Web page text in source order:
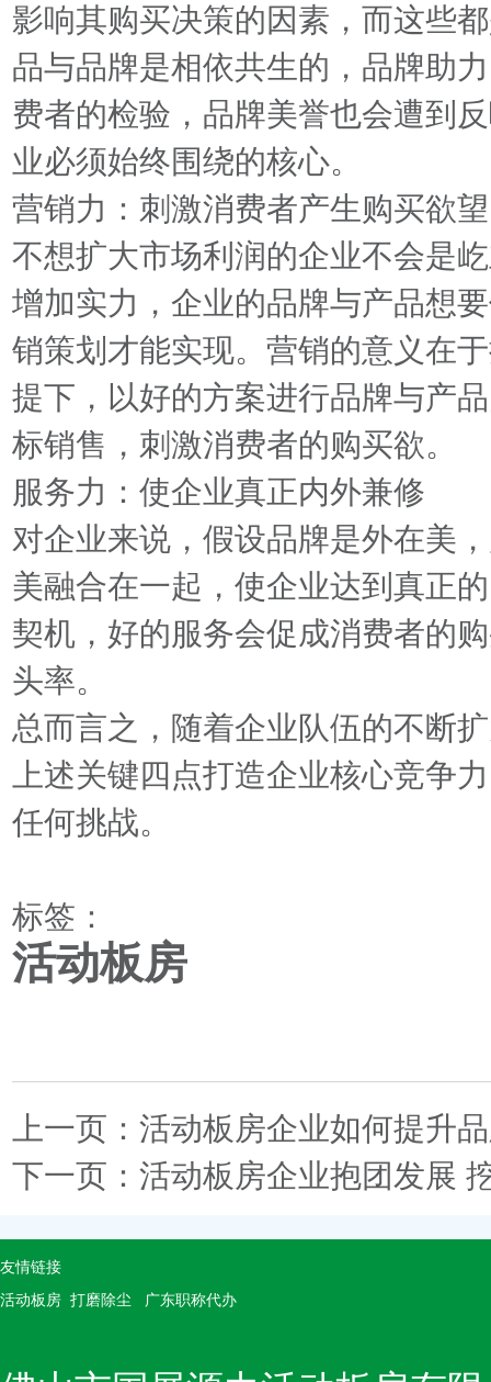
影响其购买决策的因素，而这些
品与品牌是相依共生的，品牌助
费者的检验，品牌美誉也会遭到
业必须始终围绕的核心。
营销力：刺激消费者产生购买欲望
不想扩大市场利润的企业不会是
增加实力，企业的品牌与产品想
销策划才能实现。营销的意义在
提下，以好的方案进行品牌与产
标销售，刺激消费者的购买欲。
服务力：使企业真正内外兼修
对企业来说，假设品牌是外在美
美融合在一起，使企业达到真正
契机，好的服务会促成消费者的
头率。
总而言之，随着企业队伍的不断
上述关键四点打造企业核心竞争
任何挑战。
标签：
活动板房
上一页： 活动板房企业如何提升
下一页： 活动板房企业抱团发展
友情链接
活动板房 打磨除尘 广东职称代办